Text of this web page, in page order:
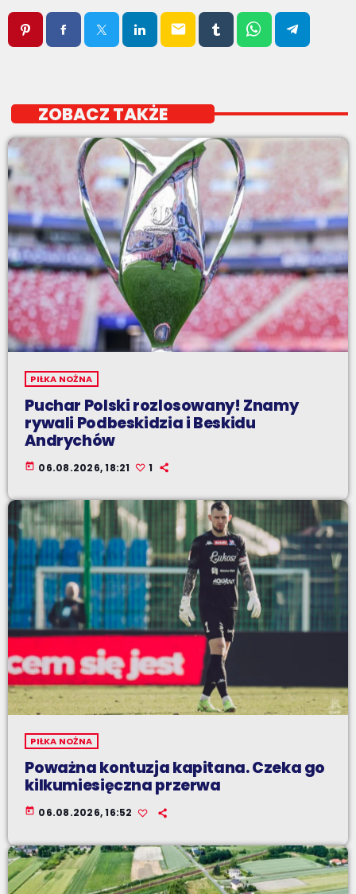
email
ZOBACZ TAKŻE
PIŁKA NOŻNA
Puchar Polski rozlosowany! Znamy
rywali Podbeskidzia i Beskidu
Andrychów
today 06.08.2026, 18:21 1
PIŁKA NOŻNA
Poważna kontuzja kapitana. Czeka go
kilkumiesięczna przerwa
today 06.08.2026, 16:52